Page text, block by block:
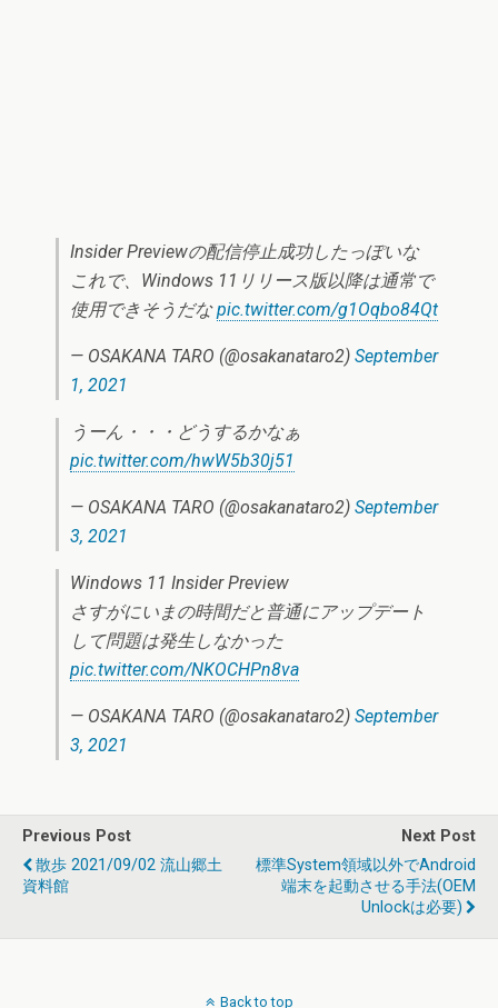
Insider Previewの配信停止成功したっぽいな
これで、Windows 11リリース版以降は通常で
使用できそうだなpic.twitter.com/g1Oqbo84Qt
— OSAKANA TARO (@osakanataro2) September
1, 2021
うーん・・・どうするかなぁ
pic.twitter.com/hwW5b30j51
— OSAKANA TARO (@osakanataro2) September
3, 2021
Windows 11 Insider Preview
さすがにいまの時間だと普通にアップデート
して問題は発生しなかった
pic.twitter.com/NKOCHPn8va
— OSAKANA TARO (@osakanataro2) September
3, 2021
Previous Post
散歩 2021/09/02 流山郷土
資料館
Next Post
標準system領域以外でAndroid
端末を起動させる手法(OEM
Unlockは必要)
Back to top